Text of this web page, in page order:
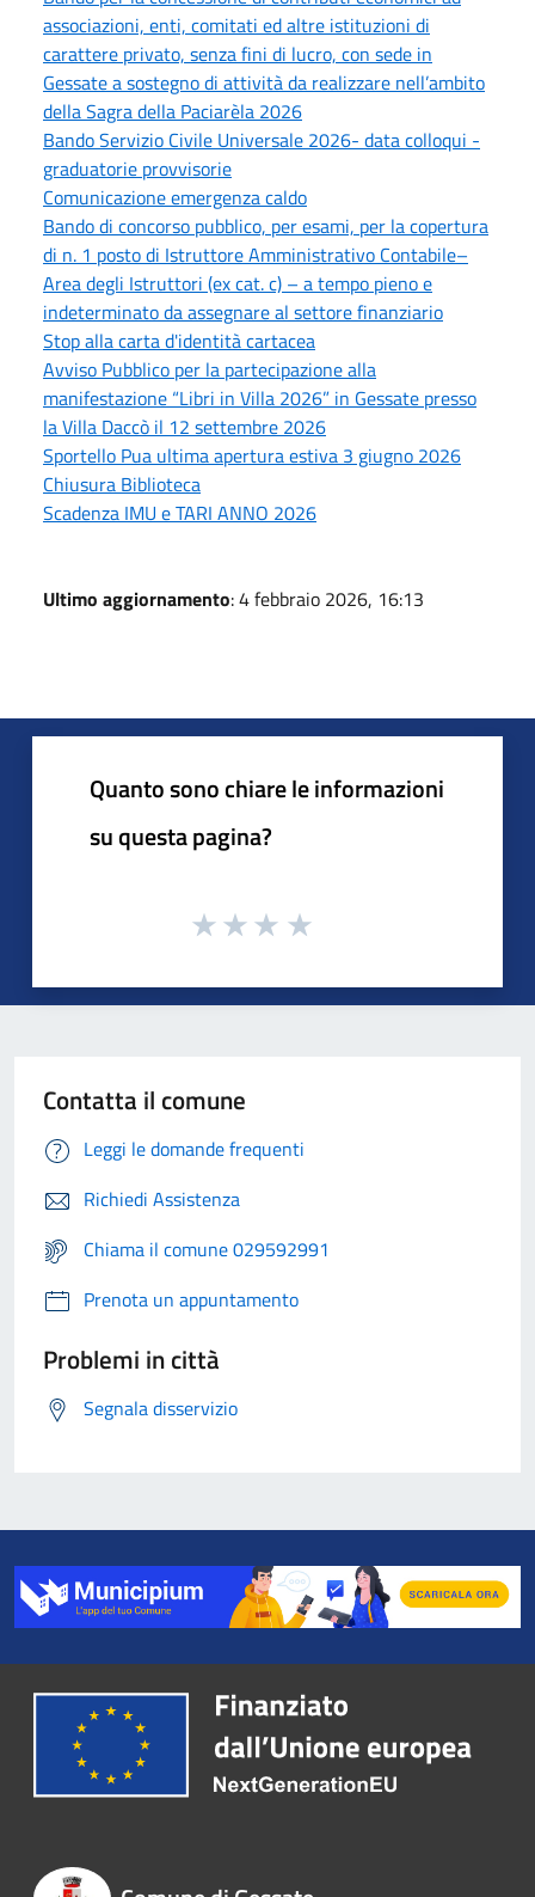
associazioni, enti, comitati ed altre istituzioni di
carattere privato, senza fini di lucro, con sede in
Gessate a sostegno di attività da realizzare nell’ambito
della Sagra della Paciarèla 2026
Bando Servizio Civile Universale 2026- data colloqui -
graduatorie provvisorie
Comunicazione emergenza caldo
Bando di concorso pubblico, per esami, per la copertura
di n. 1 posto di Istruttore Amministrativo Contabile–
Area degli Istruttori (ex cat. c) – a tempo pieno e
indeterminato da assegnare al settore finanziario
Stop alla carta d'identità cartacea
Avviso Pubblico per la partecipazione alla
manifestazione “Libri in Villa 2026” in Gessate presso
la Villa Daccò il 12 settembre 2026
Sportello Pua ultima apertura estiva 3 giugno 2026
Chiusura Biblioteca
Scadenza IMU e TARI ANNO 2026
Ultimo aggiornamento: 4 febbraio 2026, 16:13
Quanto sono chiare le informazioni
su questa pagina?
Contatta il comune
Leggi le domande frequenti
Richiedi Assistenza
Chiama il comune 029592991
Prenota un appuntamento
Problemi in città
Segnala disservizio